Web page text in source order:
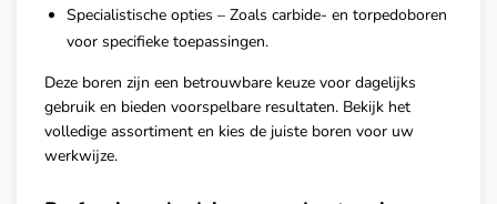
Specialistische opties – Zoals carbide- en torpedoboren
voor specifieke toepassingen.
Deze boren zijn een betrouwbare keuze voor dagelijks
gebruik en bieden voorspelbare resultaten. Bekijk het
volledige assortiment en kies de juiste boren voor uw
werkwijze.